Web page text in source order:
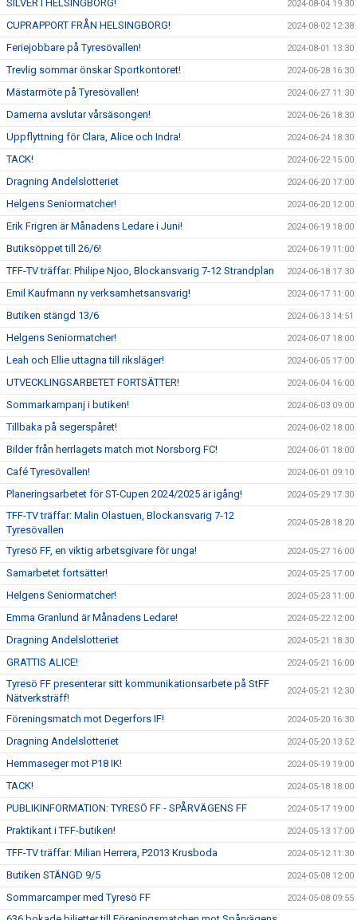
SILVER I HELSINGBORG! 2024-08-04 19:30
CUPRAPPORT FRÅN HELSINGBORG! 2024-08-02 12:38
Feriejobbare på Tyresövallen! 2024-08-01 13:30
Trevlig sommar önskar Sportkontoret! 2024-06-28 16:30
Mästarmöte på Tyresövallen! 2024-06-27 11:30
Damerna avslutar vårsäsongen! 2024-06-26 18:30
Uppflyttning för Clara, Alice och Indra! 2024-06-24 18:30
TACK! 2024-06-22 15:00
Dragning Andelslotteriet 2024-06-20 17:00
Helgens Seniormatcher! 2024-06-20 12:00
Erik Frigren är Månadens Ledare i Juni! 2024-06-19 18:00
Butiksöppet till 26/6! 2024-06-19 11:00
TFF-TV träffar: Philipe Njoo, Blockansvarig 7-12 Strandplan 2024-06-18 17:30
Emil Kaufmann ny verksamhetsansvarig! 2024-06-17 11:00
Butiken stängd 13/6 2024-06-13 14:51
Helgens Seniormatcher! 2024-06-07 18:00
Leah och Ellie uttagna till riksläger! 2024-06-05 17:00
UTVECKLINGSARBETET FORTSÄTTER! 2024-06-04 16:00
Sommarkampanj i butiken! 2024-06-03 09:00
Tillbaka på segerspåret! 2024-06-02 18:00
Bilder från herrlagets match mot Norsborg FC! 2024-06-01 18:00
Café Tyresövallen! 2024-06-01 09:10
Planeringsarbetet för ST-Cupen 2024/2025 är igång! 2024-05-29 17:30
TFF-TV träffar: Malin Olastuen, Blockansvarig 7-12
Tyresövallen
2024-05-28 18:20
Tyresö FF, en viktig arbetsgivare för unga! 2024-05-27 16:00
Samarbetet fortsätter! 2024-05-25 17:00
Helgens Seniormatcher! 2024-05-23 11:00
Emma Granlund är Månadens Ledare! 2024-05-22 12:00
Dragning Andelslotteriet 2024-05-21 18:30
GRATTIS ALICE! 2024-05-21 16:00
Tyresö FF presenterar sitt kommunikationsarbete på StFF
Nätverksträff!
2024-05-21 12:30
Föreningsmatch mot Degerfors IF! 2024-05-20 16:30
Dragning Andelslotteriet 2024-05-20 13:52
Hemmaseger mot P18 IK! 2024-05-19 19:00
TACK! 2024-05-18 18:00
PUBLIKINFORMATION: TYRESÖ FF - SPÅRVÄGENS FF 2024-05-17 19:00
Praktikant i TFF-butiken! 2024-05-13 17:00
TFF-TV träffar: Milian Herrera, P2013 Krusboda 2024-05-12 11:30
Butiken STÄNGD 9/5 2024-05-08 12:00
Sommarcamper med Tyresö FF 2024-05-08 09:55